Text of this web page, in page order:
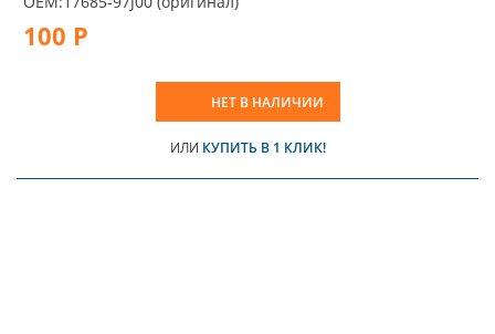
100 Р
НЕТ В НАЛИЧИИ
ИЛИ КУПИТЬ В 1 КЛИК!